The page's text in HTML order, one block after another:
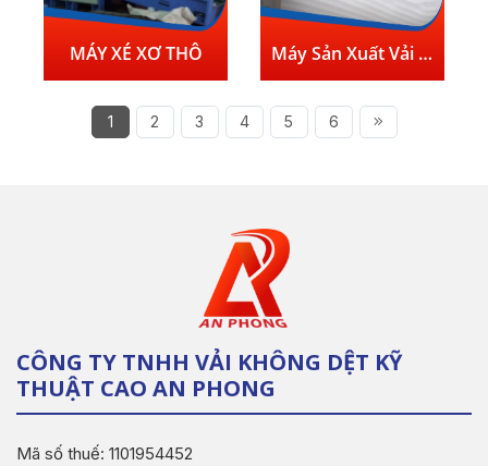
MÁY XÉ XƠ THÔ Máy Sản Xuất Vải Địa Kỹ Thuật Tại Việt Nam
1 2 3 4 5 6
CÔNG TY TNHH VẢI KHÔNG DỆT KỸ
THUẬT CAO AN PHONG
Mã số thuế: 1101954452